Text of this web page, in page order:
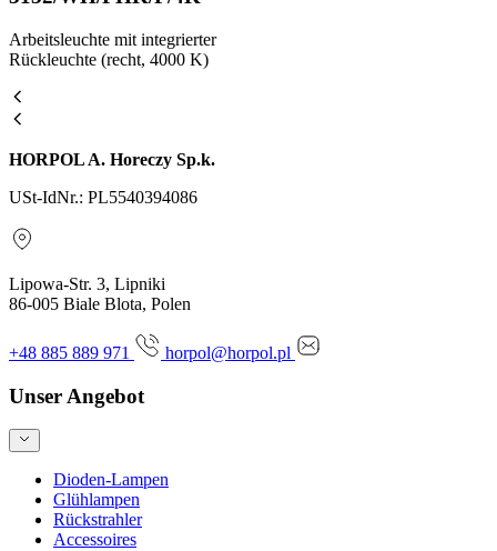
Arbeitsleuchte mit integrierter
Rückleuchte (recht, 4000 K)
HORPOL A. Horeczy Sp.k.
USt-IdNr.: PL5540394086
Lipowa-Str. 3, Lipniki
86-005 Biale Blota, Polen
+48 885 889 971 horpol@horpol.pl
Unser Angebot
Dioden-Lampen
Glühlampen
Rückstrahler
Accessoires